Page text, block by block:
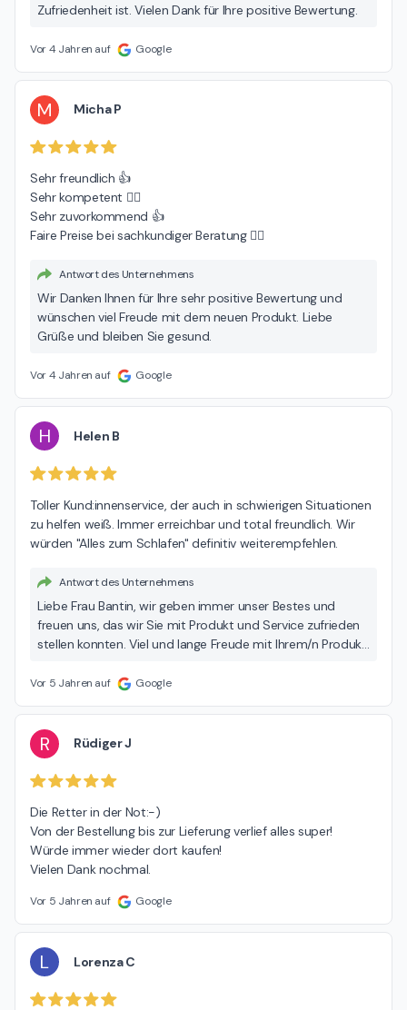
Zufriedenheit ist. Vielen Dank für Ihre positive Bewertung.
Vor 4 Jahren auf Google
M Micha P
Sehr freundlich 👍
Sehr kompetent 👍🏻
Sehr zuvorkommend 👍
Faire Preise bei sachkundiger Beratung 👍🏻
Antwort des Unternehmens
Wir Danken Ihnen für Ihre sehr positive Bewertung und
wünschen viel Freude mit dem neuen Produkt. Liebe
Grüße und bleiben Sie gesund.
Vor 4 Jahren auf Google
H Helen B
Toller Kund:innenservice, der auch in schwierigen Situationen
zu helfen weiß. Immer erreichbar und total freundlich. Wir
würden "Alles zum Schlafen" definitiv weiterempfehlen.
Antwort des Unternehmens
Liebe Frau Bantin, wir geben immer unser Bestes und
freuen uns, das wir Sie mit Produkt und Service zufrieden
stellen konnten. Viel und lange Freude mit Ihrem/n Produkt
Vor 5 Jahren auf Google
R Rüdiger J
Die Retter in der Not:-)
Von der Bestellung bis zur Lieferung verlief alles super!
Würde immer wieder dort kaufen!
Vielen Dank nochmal.
Vor 5 Jahren auf Google
L Lorenza C